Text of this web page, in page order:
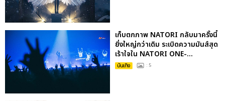
เก็บตกภาพ NATORI กลับมาครั้งนี้
ยิ่งใหญ่กว่าเดิม ระเบิดความมันส์สุด
เร้าใจใน NATORI ONE-...
บันเทิง : 5